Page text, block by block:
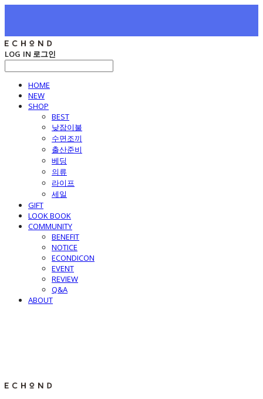
LOG IN 로그인
HOME
NEW
SHOP
BEST
낮잠이불
수면조끼
출산준비
베딩
의류
라이프
세일
GIFT
LOOK BOOK
COMMUNITY
BENEFIT
NOTICE
ECONDICON
EVENT
REVIEW
Q&A
ABOUT